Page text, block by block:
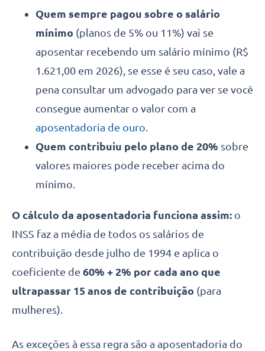
Quem sempre pagou sobre o salário
mínimo (planos de 5% ou 11%) vai se
aposentar recebendo um salário mínimo (R$
1.621,00 em 2026), se esse é seu caso, vale a
pena consultar um advogado para ver se você
consegue aumentar o valor com a
aposentadoria de ouro.
Quem contribuiu pelo plano de 20% sobre
valores maiores pode receber acima do
mínimo.
O cálculo da aposentadoria funciona assim: o
INSS faz a média de todos os salários de
contribuição desde julho de 1994 e aplica o
coeficiente de 60% + 2% por cada ano que
ultrapassar 15 anos de contribuição (para
mulheres).
As exceções à essa regra são a aposentadoria do